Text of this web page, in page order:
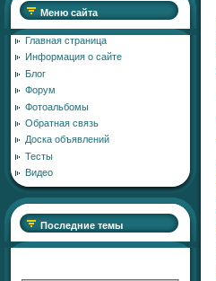
Меню сайта
Главная страница
Информация о сайте
Блог
Форум
Фотоальбомы
Обратная связь
Доска объявлений
Тесты
Видео
Последние темы